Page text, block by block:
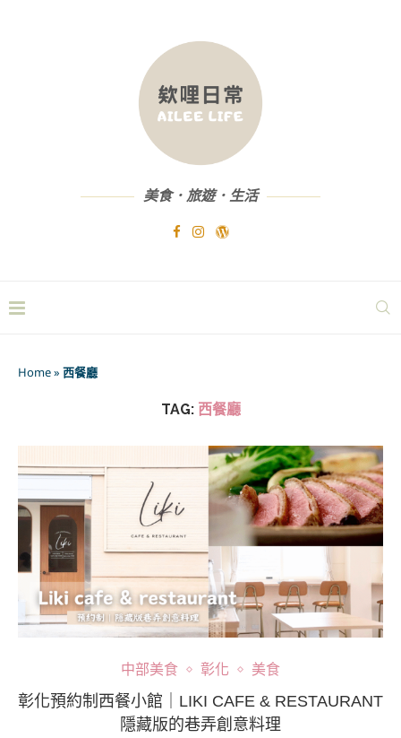
美食．旅遊．生活
Home» 西餐廳
TAG: 西餐廳
中部美食 彰化 美食
彰化預約制西餐小館｜LIKI CAFE & RESTAURANT
隱藏版的巷弄創意料理